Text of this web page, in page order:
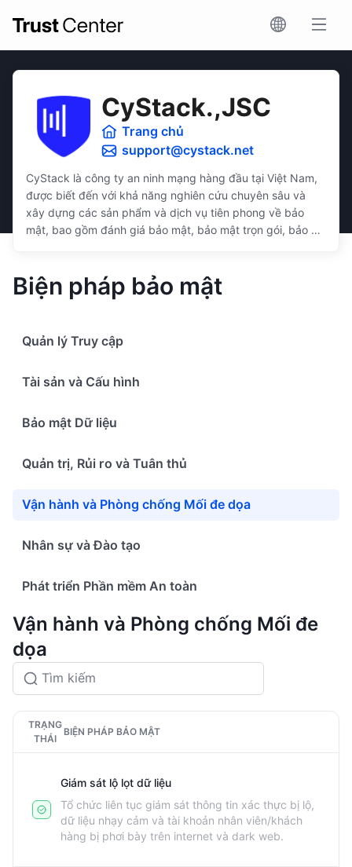
CyStack.,JSC
Trang chủ
support@cystack.net
CyStack là công ty an ninh mạng hàng đầu tại Việt Nam,
được biết đến với khả năng nghiên cứu chuyên sâu và
xây dựng các sản phẩm và dịch vụ tiên phong về bảo
mật, bao gồm đánh giá bảo mật, bảo mật trọn gói, bảo vệ
sử dụng, phù hợp với doanh nghiệp ở các quy mô, ngân
sách, và khả năng kỹ thuật khác nhau.
Biện pháp bảo mật
Quản lý Truy cập
Tài sản và Cấu hình
Bảo mật Dữ liệu
Quản trị, Rủi ro và Tuân thủ
Vận hành và Phòng chống Mối đe dọa
Nhân sự và Đào tạo
Phát triển Phần mềm An toàn
Vận hành và Phòng chống Mối đe
dọa
TRẠNG
THÁI
BIỆN PHÁP BẢO MẬT
Giám sát lộ lọt dữ liệu
Tổ chức liên tục giám sát thông tin xác thực bị lộ,
dữ liệu nhạy cảm và tài khoản nhân viên/khách
hàng bị phơi bày trên internet và dark web.